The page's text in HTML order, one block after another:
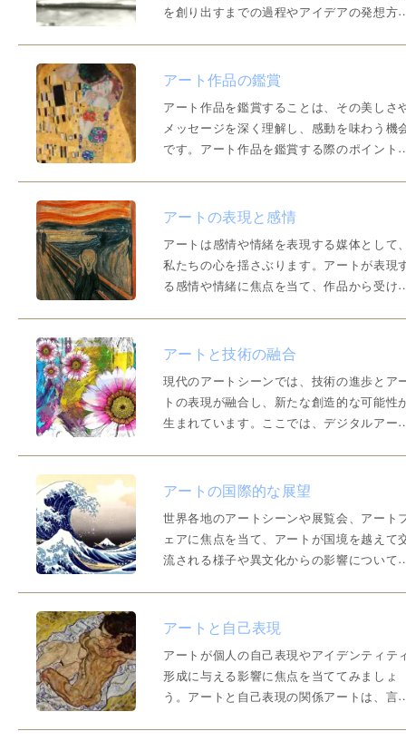
を創り出すまでの過程やアイデアの発想方
ティストの創作プロセスは、まずアイデア
中からインスピレーショ…
アート作品の鑑賞
アート作品を鑑賞することは、その美しさ
メッセージを深く理解し、感動を味わう機
です。アート作品を鑑賞する際のポイント
のポイントアート作品を鑑賞する際には、
観察と感性の研ぎ…
アートの表現と感情
アートは感情や情緒を表現する媒体として
私たちの心を揺さぶります。アートが表現
る感情や情緒に焦点を当て、作品から受け
アートと感情の関係アートは、アーティス
で、観る人々の心に響…
アートと技術の融合
現代のアートシーンでは、技術の進歩とア
トの表現が融合し、新たな創造的な可能性
生まれています。ここでは、デジタルアー
します。技術の活用による新たな表現アー
やプログラミング、3…
アートの国際的な展望
世界各地のアートシーンや展覧会、アート
ェアに焦点を当て、アートが国境を越えて
流される様子や異文化からの影響について
境を超えて活動し、異なる文化や背景を持
して機能し、アーティ…
アートと自己表現
アートが個人の自己表現やアイデンティテ
形成に与える影響に焦点を当ててみましょ
う。アートと自己表現の関係アートは、言